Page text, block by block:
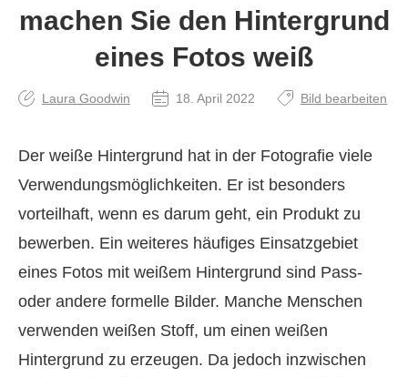
machen Sie den Hintergrund
eines Fotos weiß
Laura Goodwin 18. April 2022 Bild bearbeiten
Der weiße Hintergrund hat in der Fotografie viele
Verwendungsmöglichkeiten. Er ist besonders
vorteilhaft, wenn es darum geht, ein Produkt zu
bewerben. Ein weiteres häufiges Einsatzgebiet
eines Fotos mit weißem Hintergrund sind Pass-
oder andere formelle Bilder. Manche Menschen
verwenden weißen Stoff, um einen weißen
Hintergrund zu erzeugen. Da jedoch inzwischen